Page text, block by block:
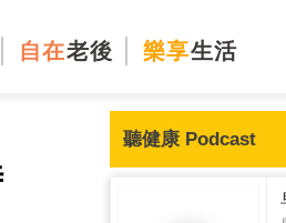
自在老後 樂享生活
聽健康 Podcast